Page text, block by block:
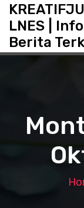
t
LNES |
Berita